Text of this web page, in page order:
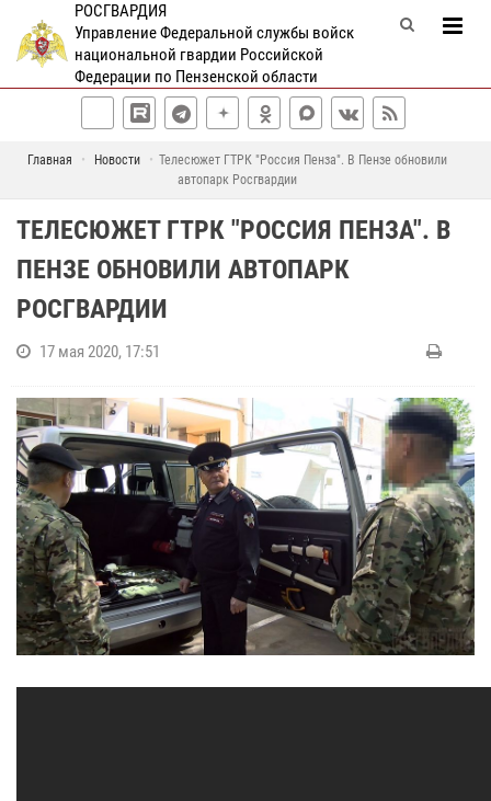
РОСГВАРДИЯ
Управление Федеральной службы войск
национальной гвардии Российской
Федерации по Пензенской области
Главная Новости
Телесюжет ГТРК "Россия Пенза". В Пензе обновили
автопарк Росгвардии
ТЕЛЕСЮЖЕТ ГТРК "РОССИЯ ПЕНЗА". В
ПЕНЗЕ ОБНОВИЛИ АВТОПАРК
РОСГВАРДИИ
17 мая 2020, 17:51